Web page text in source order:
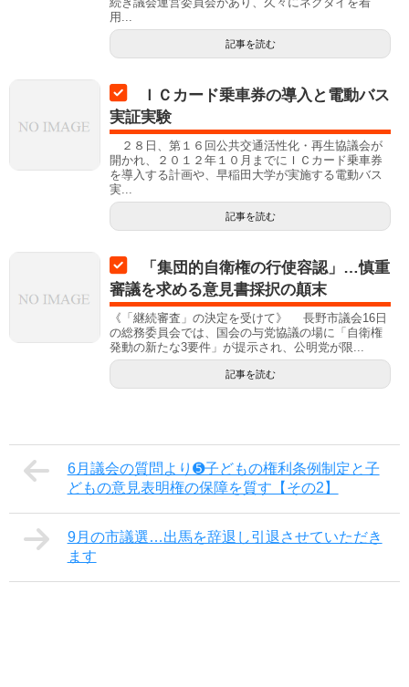
用...
記事を読む
ＩＣカード乗車券の導入と電動バス
実証実験
２８日、第１６回公共交通活性化・再生協議会が
開かれ、２０１２年１０月までにＩＣカード乗車券
を導入する計画や、早稲田大学が実施する電動バス
実...
記事を読む
「集団的自衛権の行使容認」…慎重
審議を求める意見書採択の顛末
《「継続審査」の決定を受けて》 長野市議会16日
の総務委員会では、国会の与党協議の場に「自衛権
発動の新たな3要件」が提示され、公明党が限...
記事を読む
6月議会の質問より➎子どもの権利条例制定と子
どもの意見表明権の保障を質す【その2】
9月の市議選…出馬を辞退し引退させていただき
ます